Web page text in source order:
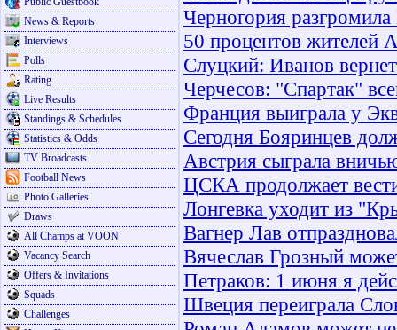
News & Reports
Interviews
Polls
Rating
Live Results
Standings & Schedules
Statistics & Odds
TV Broadcasts
Football News
Photo Galleries
Draws
All Champs at VOON
Vacancy Search
Offers & Invitations
Squads
Challenges
Черногория разгромила
50 процентов жителей
Слуцкий: Иванов
Черчесов: "Спартак"
Франция выиграла у
Сегодня Бояринцев
Австрия сыграла
ЦСКА продолжает
Лонгевка уходит из
Вагнер Лав
Вячеслав Грозный
Петраков: 1 июня я
Швеция переиграла